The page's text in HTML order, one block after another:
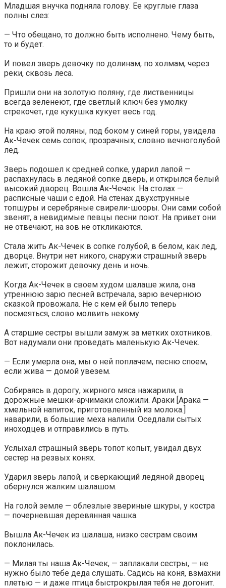
Младшая внучка подняла голову. Ее круглые глаза
полны слез:
— Что обещано, то должно быть исполнено. Чему быть,
то и будет.
И повел зверь девочку по долинам, по холмам, через
реки, сквозь леса.
Пришли они на золотую поляну, где лиственницы
всегда зеленеют, где светлый ключ без умолку
стрекочет, где кукушка кукует весь год.
На краю этой поляны, под боком у синей горы, увидела
Ак-Чечек семь сопок, прозрачных, словно вечноголубой
лед.
Зверь подошел к средней сопке, ударил лапой —
распахнулась в ледяной сопке дверь, и открылся белый
высокий дворец. Вошла Ак-Чечек. На столах —
расписные чаши с едой. На стенах двухструнные
топшуры и серебряные свирели-шооры. Они сами собой
звенят, а невидимые певцы песни поют. На привет они
не отвечают, на зов не откликаются.
Стала жить Ак-Чечек в сопке голубой, в белом, как лед,
дворце. Внутри нет никого, снаружи страшный зверь
лежит, сторожит девочку день и ночь.
Когда Ак-Чечек в своем худом шалаше жила, она
утреннюю зарю песней встречала, зарю вечернюю
сказкой провожала. Не с кем ей было теперь
посмеяться, слово молвить некому.
А старшие сестры вышли замуж за метких охотников.
Вот надумали они проведать маленькую Ак-Чечек.
— Если умерла она, мы о ней поплачем, песню споем,
если жива — домой увезем.
Собираясь в дорогу, жирного мяса нажарили, в
дорожные мешки-арчимаки сложили. Араки [Арака —
хмельной напиток, приготовленный из молока.]
наварили, в большие меха налили. Оседлали сытых
иноходцев и отправились в путь.
Услыхал страшный зверь топот копыт, увидал двух
сестер на резвых конях.
Ударил зверь лапой, и сверкающий ледяной дворец
обернулся жалким шалашом.
На голой земле — облезлые звериные шкуры, у костра
— почерневшая деревянная чашка.
Вышла Ак-Чечек из шалаша, низко сестрам своим
поклонилась.
— Милая ты наша Ак-Чечек, — заплакали сестры, — не
нужно было тебе деда слушать. Садись на коня, взмахни
плетью — и даже птица быстрокрылая тебя не догонит.